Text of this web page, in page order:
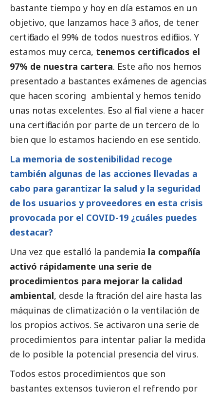
bastante tiempo y hoy en día estamos en un
objetivo, que lanzamos hace 3 años, de tener
certificado el 99% de todos nuestros edificios. Y
estamos muy cerca, tenemos certificados el
97% de nuestra cartera. Este año nos hemos
presentado a bastantes exámenes de agencias
que hacen scoring ambiental y hemos tenido
unas notas excelentes. Eso al final viene a hacer
una certificación por parte de un tercero de lo
bien que lo estamos haciendo en ese sentido.
La memoria de sostenibilidad recoge
también algunas de las acciones llevadas a
cabo para garantizar la salud y la seguridad
de los usuarios y proveedores en esta crisis
provocada por el COVID-19 ¿cuáles puedes
destacar?
Una vez que estalló la pandemia la compañía
activó rápidamente una serie de
procedimientos para mejorar la calidad
ambiental, desde la filtración del aire hasta las
máquinas de climatización o la ventilación de
los propios activos. Se activaron una serie de
procedimientos para intentar paliar la medida
de lo posible la potencial presencia del virus.
Todos estos procedimientos que son
bastantes extensos tuvieron el refrendo por